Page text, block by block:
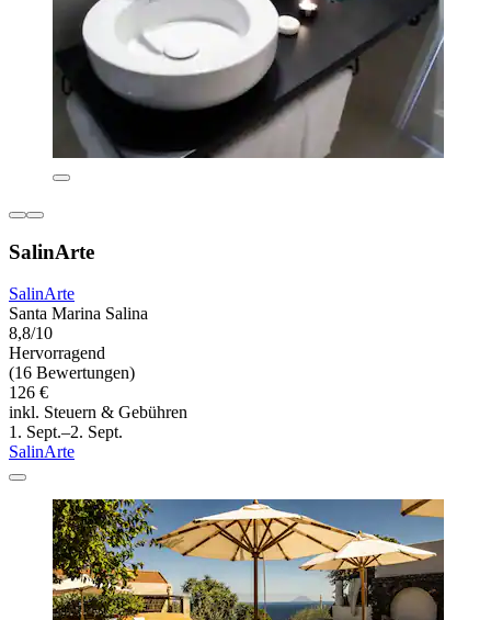
SalinArte
SalinArte
Santa Marina Salina
8,8/10
Hervorragend
(16 Bewertungen)
126 €
inkl. Steuern & Gebühren
1. Sept.–2. Sept.
SalinArte